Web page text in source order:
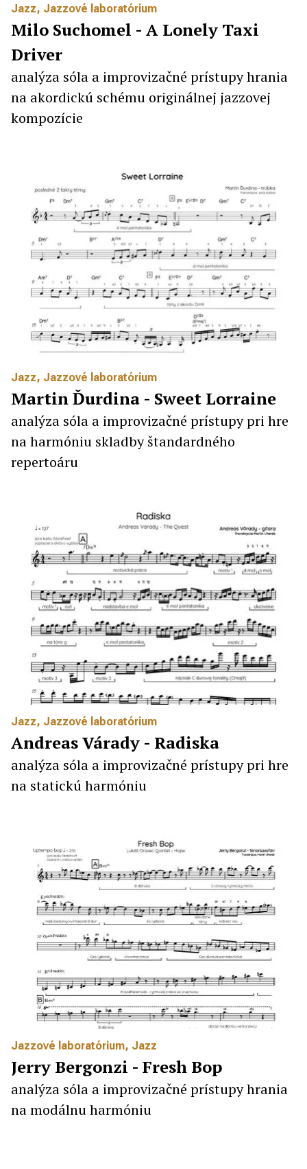
Jazz, Jazzové laboratórium
Milo Suchomel - A Lonely Taxi
Driver
analýza sóla a improvizačné prístupy hrania
na akordickú schému originálnej jazzovej
kompozície
Jazz, Jazzové laboratórium
Martin Ďurdina - Sweet Lorraine
analýza sóla a improvizačné prístupy pri hre
na harmóniu skladby štandardného
repertoáru
Jazz, Jazzové laboratórium
Andreas Várady - Radiska
analýza sóla a improvizačné prístupy pri hre
na statickú harmóniu
Jazzové laboratórium, Jazz
Jerry Bergonzi - Fresh Bop
analýza sóla a improvizačné prístupy hrania
na modálnu harmóniu